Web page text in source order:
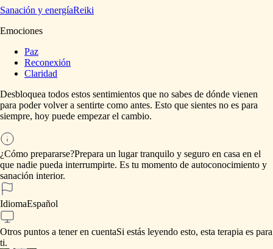
Sanación y energíaReiki
Emociones
Paz
Reconexión
Claridad
Desbloquea todos estos sentimientos que no sabes de dónde vienen
para poder volver a sentirte como antes. Esto que sientes no es para
siempre, hoy puede empezar el cambio.
¿Cómo prepararse?Prepara un lugar tranquilo y seguro en casa en el
que nadie pueda interrumpirte. Es tu momento de autoconocimiento y
sanación interior.
IdiomaEspañol
Otros puntos a tener en cuentaSi estás leyendo esto, esta terapia es para
ti.